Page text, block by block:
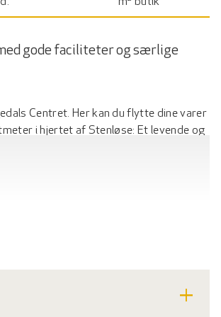
gode faciliteter og særlige
Centret. Her kan du flytte dine varer
i hjertet af Stenløse: Et levende og
Butikslokalet har indgang direkte fra
tekøkken og et toilet. add